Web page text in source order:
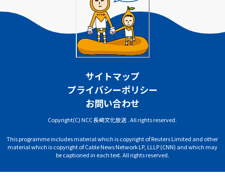
サイトマップ
プライバシーポリシー
お問い合わせ
Copyright(C) NCC 長崎文化放送 . All rights reserved.
This programme includes material which is copyright of Reuters Limited and other
material which is copyright of Cable News Network LP, LLLP (CNN) and which may
be captioned in each text. All rights reserved.